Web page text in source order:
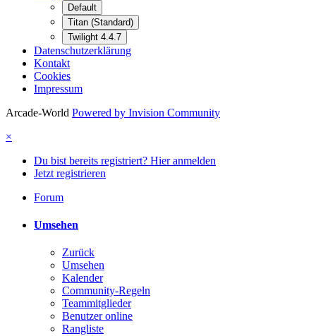
Default
Titan (Standard)
Twilight 4.4.7
Datenschutzerklärung
Kontakt
Cookies
Impressum
Arcade-World Powered by Invision Community
×
Du bist bereits registriert? Hier anmelden
Jetzt registrieren
Forum
Umsehen
Zurück
Umsehen
Kalender
Community-Regeln
Teammitglieder
Benutzer online
Rangliste